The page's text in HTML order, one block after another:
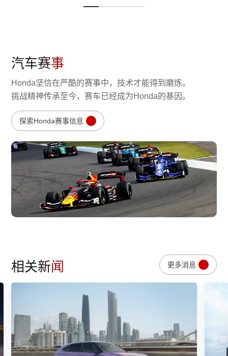
汽车赛事
Honda坚信在严酷的赛事中，技术才能得到磨炼。
挑战精神传承至今，赛车已经成为Honda的基因。
探索Honda赛事信息
相关新闻 更多消息